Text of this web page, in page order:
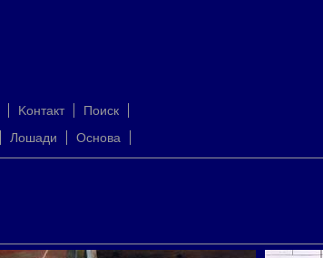
Kонтакт
Поиск
Лошади Oснова